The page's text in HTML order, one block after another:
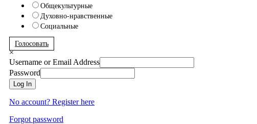
Общекультурные
Духовно-нравственные
Социальные
Голосовать
×
Username or Email Address
Password
Log In
No account? Register here
Forgot password